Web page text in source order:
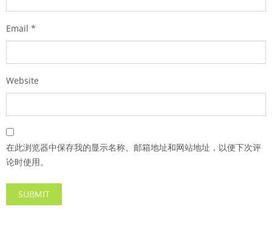
Email *
Website
在此浏览器中保存我的显示名称、邮箱地址和网站地址，以便下次评
论时使用。